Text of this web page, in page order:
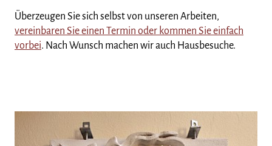
Überzeugen Sie sich selbst von unseren Arbeiten,
vereinbaren Sie einen Termin oder kommen Sie einfach
vorbei. Nach Wunsch machen wir auch Hausbesuche.